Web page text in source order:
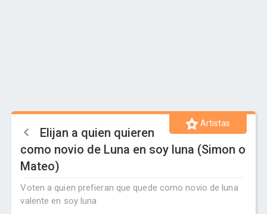
Artistas
Elijan a quien quieren
como novio de Luna en soy luna (Simon o
Mateo)
Voten a quien prefieran que quede como novio de luna
valente en soy luna